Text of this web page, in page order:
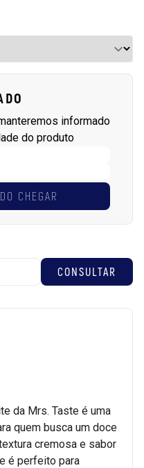
informado
do produto
CHEGAR
da Mrs. Taste é uma
quem busca um doce
cremosa e sabor
é perfeito para